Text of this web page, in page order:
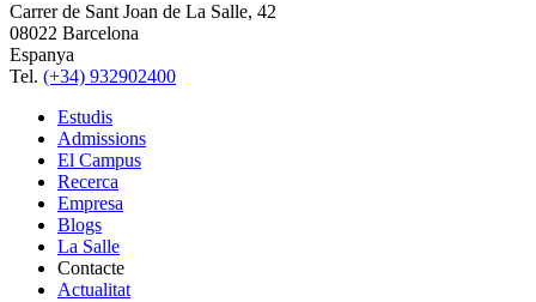
Carrer de Sant Joan de La Salle, 42
08022 Barcelona
Espanya
Tel. (+34) 932902400
Estudis
Admissions
El Campus
Recerca
Empresa
Blogs
La Salle
Contacte
Actualitat